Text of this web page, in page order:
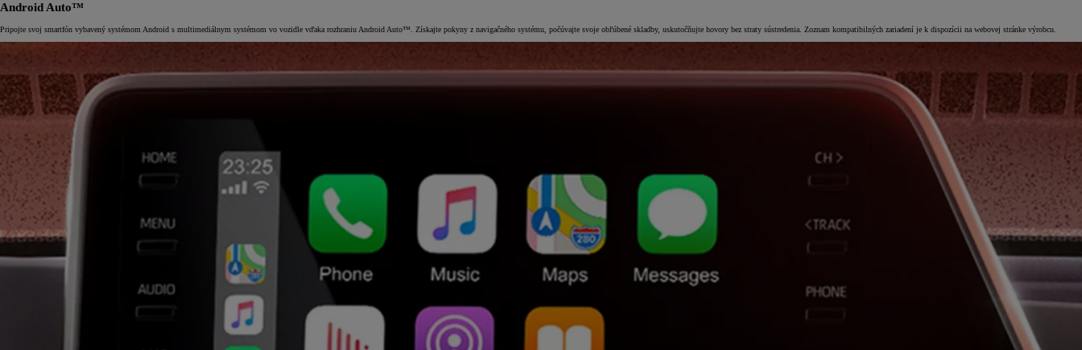
vr. zvýhodnenia 1 000 €
a bonusu za výkup
Nový Yaris Cross
Android Auto™
Pripojte svoj smartfón vybavený systémom Android s multimediálnym systémom vo vozidle vďaka rozhraniu Android Auto™. Získajte pokyny z navigačného systému, počúvajte svoje obľúbené skladby, uskutočňujte hovory bez straty sústredenia. Zoznam kompatibilných zariadení je k dispozícii na webovej stránke výrobcu.